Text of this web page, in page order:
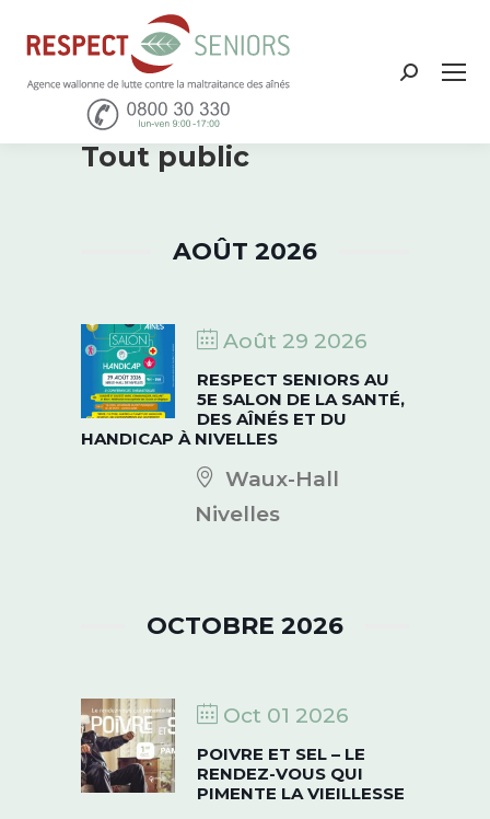
Tout public
AOÛT 2026
Août 29 2026
RESPECT SENIORS AU
5E SALON DE LA SANTÉ,
DES AÎNÉS ET DU
HANDICAP À NIVELLES
Waux-Hall
Nivelles
OCTOBRE 2026
Oct 01 2026
POIVRE ET SEL – LE
RENDEZ-VOUS QUI
PIMENTE LA VIEILLESSE